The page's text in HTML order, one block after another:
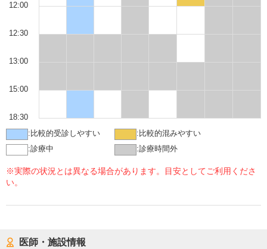
12:00
12:30
13:00
15:00
18:30
: 比較的受診しやすい : 比較的混みやすい
:診療中 :診療時間外
※実際の状況とは異なる場合があります。目安としてご利用くださ
い。
医師・施設情報